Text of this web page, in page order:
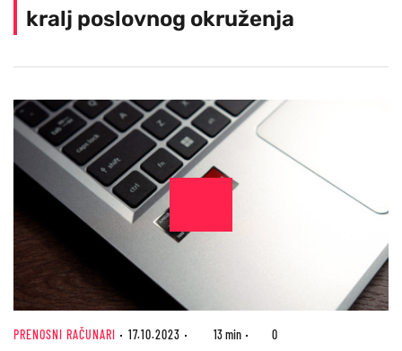
kralj poslovnog okruženja
PRENOSNI RAČUNARI 17.10.2023 13 min 0